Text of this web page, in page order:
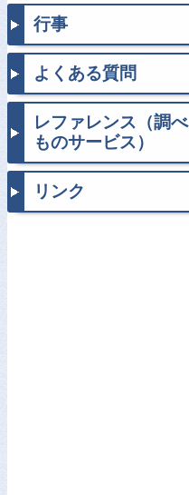
行事
よくある質問
レファレンス（調べ
ものサービス）
リンク